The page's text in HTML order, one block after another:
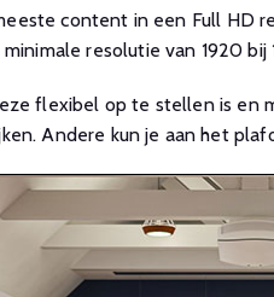
content in een Full HD
resolutie van 1920
flexibel op te stellen is
Andere kun je aan het